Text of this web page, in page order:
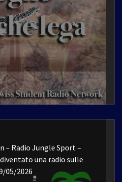
– Radio Jungle Sport –
una radio sulle
05/2026